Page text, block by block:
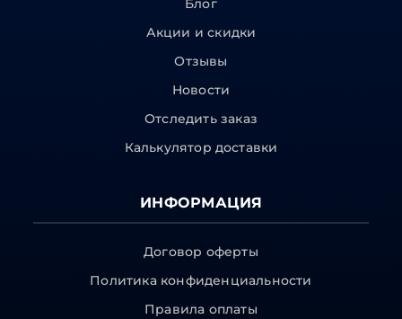
Блог
Акции и скидки
Отзывы
Новости
Отследить заказ
Калькулятор доставки
ИНФОРМАЦИЯ
Договор оферты
Политика конфиденциальности
Правила оплаты